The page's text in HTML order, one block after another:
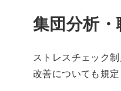
集団分析
ストレスチェック
改善についても規定